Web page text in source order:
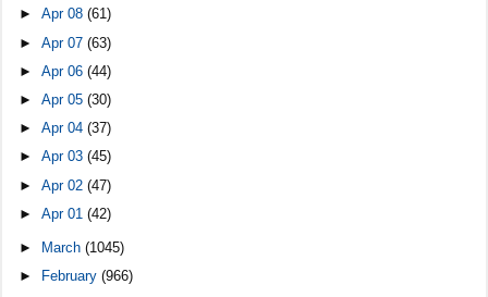
►Apr 08(61)
►Apr 07(63)
►Apr 06(44)
►Apr 05(30)
►Apr 04(37)
►Apr 03(45)
►Apr 02(47)
►Apr 01(42)
► March(1045)
►
February(966)